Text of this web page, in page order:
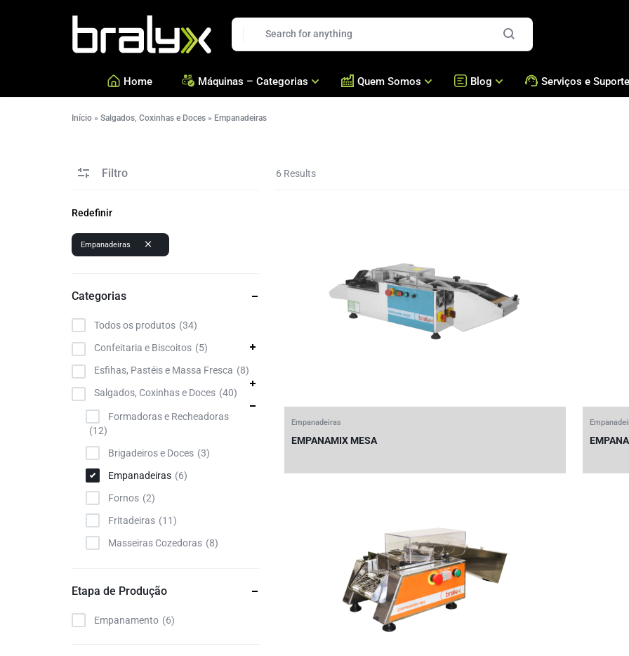
Home Máquinas – Categorias
Esfihas, Pastéis e Massa Fresca
Quem Somos Blog Serviços e Suporte
Início » Salgados, Coxinhas e Doces » Empanadeiras
6 Results
Empanadeiras
EMPANAMIX MESA
Filtro
Empanadeiras
Categorias
Todos os produtos
34
Confeitaria e Biscoitos
5
Esfihas, Pastéis e Massa Fresca
8
Salgados, Coxinhas e Doces
40
Formadoras e Recheadoras
12
Brigadeiros e Doces
3
Empanadeiras
6
Fornos
2
Fritadeiras
11
Masseiras Cozedoras
8
Etapa de Produção
Empanamento 6